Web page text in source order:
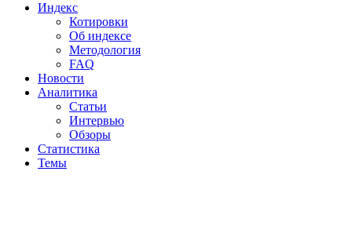
Индекс
Котировки
Об индексе
Методология
FAQ
Новости
Аналитика
Статьи
Интервью
Обзоры
Статистика
Темы